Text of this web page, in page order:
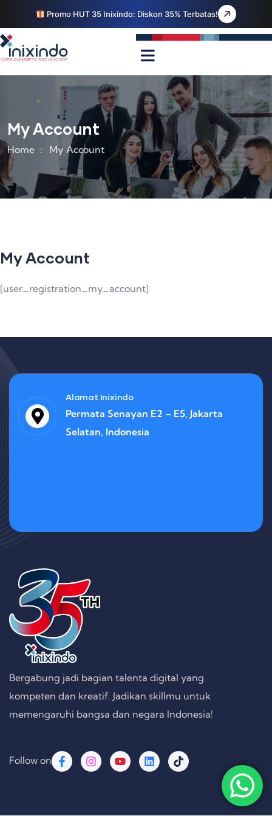
Promo HUT 35 Inixindo: Diskon 35% Terbatas!
My Account
Home My Account
My Account
[user_registration_my_account]
Alamat Inixindo
Permata Senayan E2 – E5, Jakarta
Selatan, Indonesia
Bergabung jadi bagian talenta digital yang
kompeten dan kreatif. Jadikan skillmu untuk
memengaruhi bangsa dan negara Indonesia!
Follow on